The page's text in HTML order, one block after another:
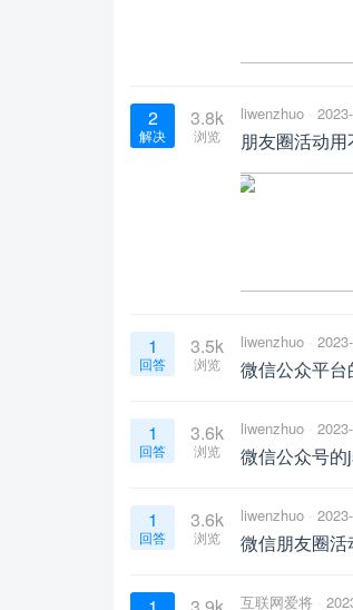
2
解决
3.8k
浏览
liwenzhuo
朋友圈活动
1
回答
3.5k
浏览
liwenzhuo
微信公众平
1
回答
3.6k
浏览
liwenzhuo
微信公众号
1
回答
3.6k
浏览
liwenzhuo
微信朋友圈活
互联网爱将